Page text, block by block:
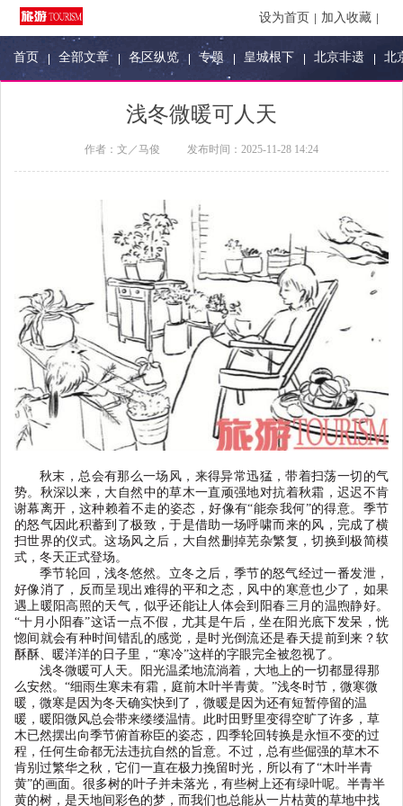
设为首页 加入收藏
首页 全部文章 各区纵览 专题 皇城根下 北京非遗 北
浅冬微暖可人天
作者： 文／马俊 发布时间： 2025-11-28 14:24
秋末，总会有那么一场风，来得异常迅猛，带着扫荡一切的气
势。秋深以来，大自然中的草木一直顽强地对抗着秋霜，迟迟不肯
谢幕离开，这种赖着不走的姿态，好像有“能奈我何”的得意。季节
的怒气因此积蓄到了极致，于是借助一场呼啸而来的风，完成了横
扫世界的仪式。这场风之后，大自然删掉芜杂繁复，切换到极简模
式，冬天正式登场。
季节轮回，浅冬悠然。立冬之后，季节的怒气经过一番发泄，
好像消了，反而呈现出难得的平和之态，风中的寒意也少了，如果
遇上暖阳高照的天气，似乎还能让人体会到阳春三月的温煦静好。
“十月小阳春”这话一点不假，尤其是午后，坐在阳光底下发呆，恍
惚间就会有种时间错乱的感觉，是时光倒流还是春天提前到来？软
酥酥、暖洋洋的日子里， “寒冷”这样的字眼完全被忽视了。
浅冬微暖可人天。阳光温柔地流淌着，大地上的一切都显得那
么安然。 “细雨生寒未有霜，庭前木叶半青黄。 ”浅冬时节，微寒微
暖，微寒是因为冬天确实快到了，微暖是因为还有短暂停留的温
暖，暖阳微风总会带来缕缕温情。此时田野里变得空旷了许多，草
木已然摆出向季节俯首称臣的姿态，四季轮回转换是永恒不变的过
程，任何生命都无法违抗自然的旨意。不过，总有些倔强的草木不
肯别过繁华之秋，它们一直在极力挽留时光，所以有了“木叶半青
黄”的画面。很多树的叶子并未落光，有些树上还有绿叶呢。半青半
黄的树，是天地间彩色的梦，而我们也总能从一片枯黄的草地中找